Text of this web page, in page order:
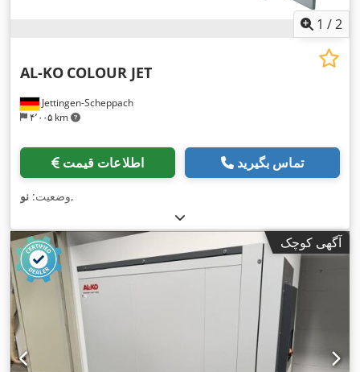
1 /2
Jettingen-Scheppach
۴٬۰۰۵ km
AL-KO COLOUR JET
اطلاعات قیمت تماس بگیرید
وضعیت: نو ,
آگهی کوچک